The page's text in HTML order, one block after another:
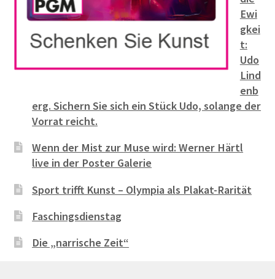
Ewi
gkei
t:
Udo
Lind
enb
erg. Sichern Sie sich ein Stück Udo, solange der
Vorrat reicht.
Wenn der Mist zur Muse wird: Werner Härtl
live in der Poster Galerie
Sport trifft Kunst – Olympia als Plakat-Rarität
Faschingsdienstag
Die „narrische Zeit“